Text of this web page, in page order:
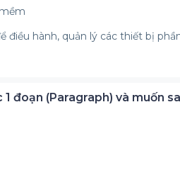
hành, quản lý các thiết bị
đoạn (Paragraph) và muốn